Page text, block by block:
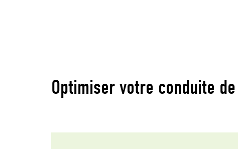
Optimiser votre conduite